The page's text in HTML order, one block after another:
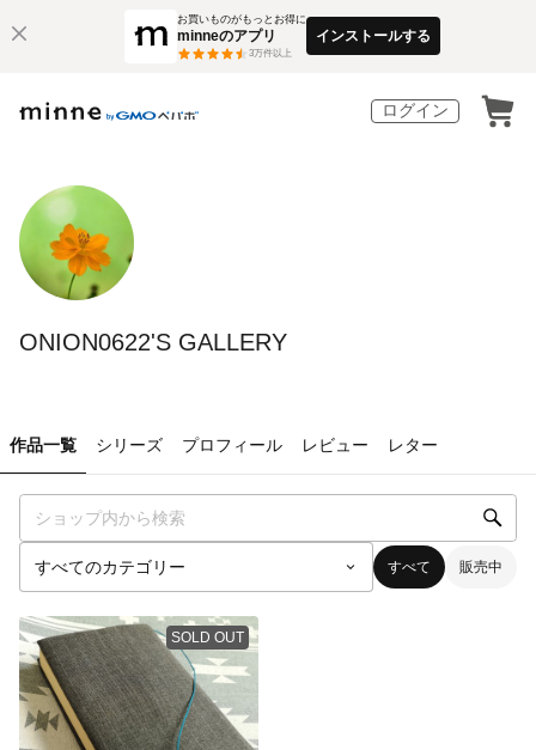
お買いものがもっとお得に
minneのアプリ
3万件以上
インストールする
ログイン
ONION0622'S GALLERY
作品一覧 シリーズ プロフィール レビュー レター
すべて 販売中
SOLD OUT